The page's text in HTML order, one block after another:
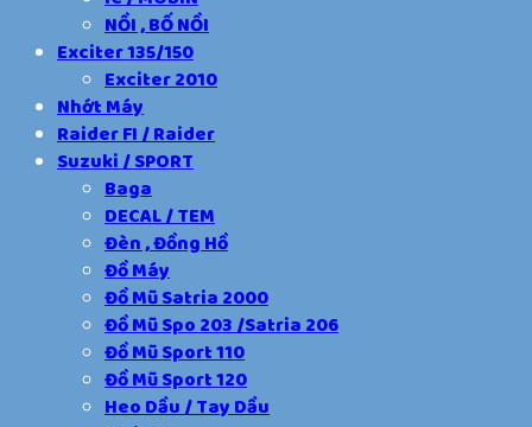
NỒI , BỐ NỒI
Exciter 135/150
Exciter 2010
Nhớt Máy
Raider FI / Raider
Suzuki / SPORT
Baga
DECAL / TEM
Đèn , Đồng Hồ
Đồ Máy
Đồ Mũ Satria 2000
Đồ Mũ Spo 203 /Satria 206
Đồ Mũ Sport 110
Đồ Mũ Sport 120
Heo Dầu / Tay Dầu